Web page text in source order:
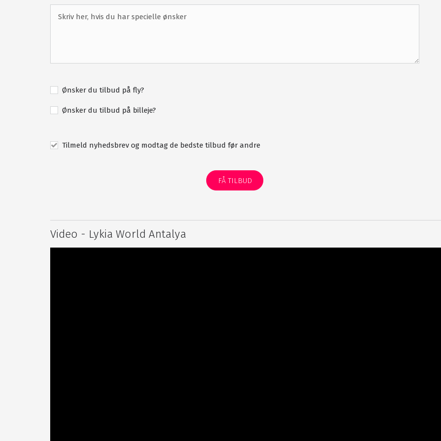
Lykia World Antalya faciliteter
Chipping-, pitching- og putting
5 restauranter
Terrasse
Ønsker du tilbud på fly?
Ønsker du tilbud på billeje?
Tilmeld nyhedsbrev og modtag de bedste tilbud før andre
FÅ TILBUD
Video - Lykia World Antalya